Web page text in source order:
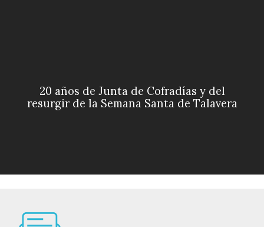
20 años de Junta de Cofradías y del
resurgir de la Semana Santa de Talavera